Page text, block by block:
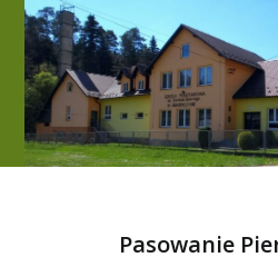
content
Pasowanie